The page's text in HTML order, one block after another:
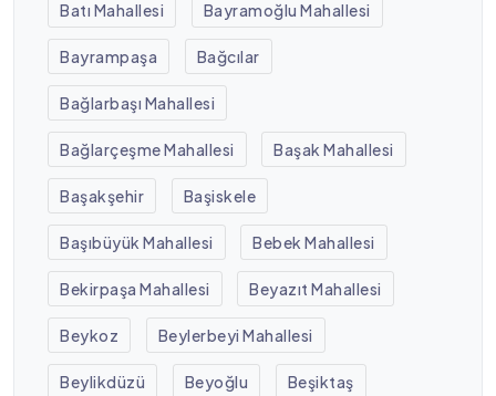
Batı Mahallesi Bayramoğlu Mahallesi
Bayrampaşa Bağcılar
Bağlarbaşı Mahallesi
Bağlarçeşme Mahallesi Başak Mahallesi
Başakşehir Başiskele
Başıbüyük Mahallesi Bebek Mahallesi
Bekirpaşa Mahallesi Beyazıt Mahallesi
Beykoz Beylerbeyi Mahallesi
Beylikdüzü Beyoğlu Beşiktaş